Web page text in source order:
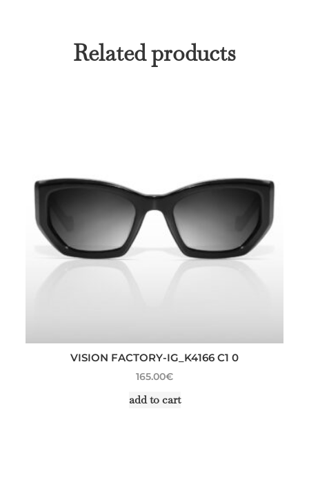
Related products
VISION FACTORY-IG_K4166 C1 0
165.00€
add to cart